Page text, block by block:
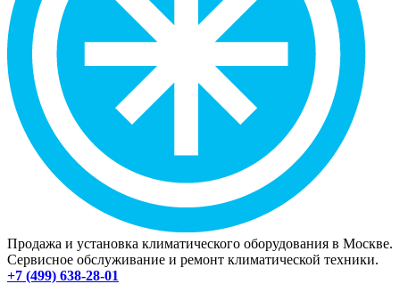
Продажа и установка климатического оборудования в Москве.
Сервисное обслуживание и ремонт климатической техники.
+7 (499) 638-28-01